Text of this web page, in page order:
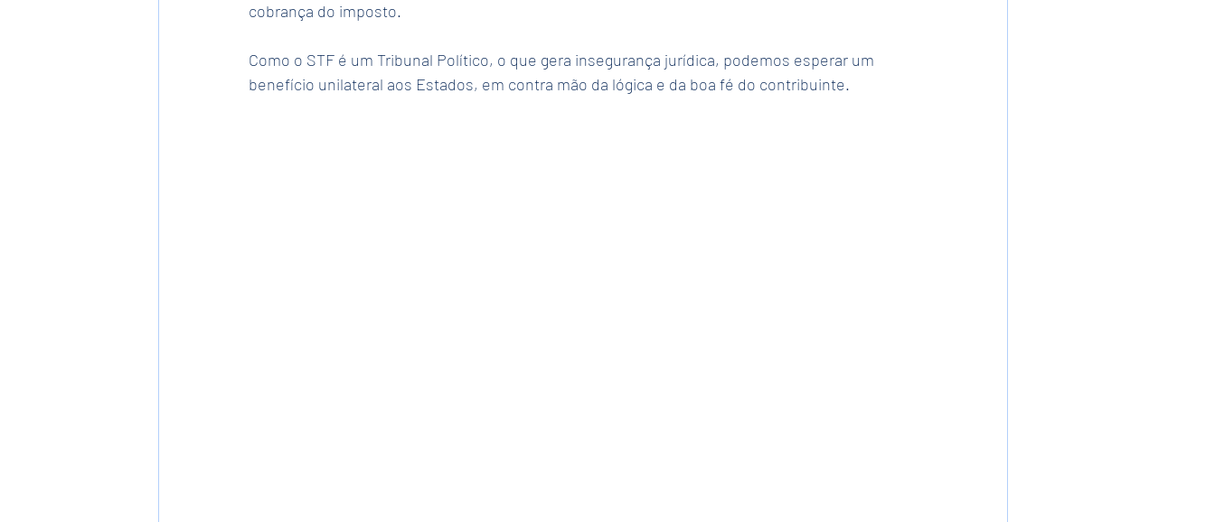
cobrança do imposto.
Como o STF é um Tribunal Político, o que gera insegurança jurídica, podemos esperar um
benefício unilateral aos Estados, em contra mão da lógica e da boa fé do contribuinte.